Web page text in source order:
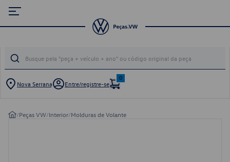
Nova Serrana Entre/registre-se
0
/Peças VW/Interior/Molduras de Volante